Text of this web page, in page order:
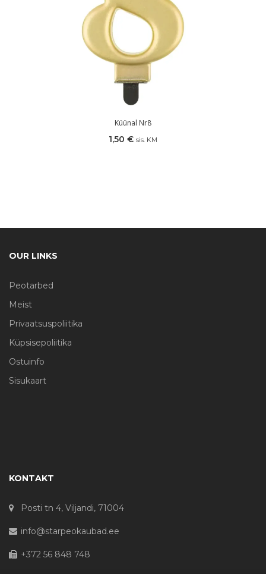
Küünal Nr8
1,50 € sis. KM
OUR LINKS
Peotarbed
Meist
Privaatsuspoliitika
Küpsisepoliitika
Ostuinfo
Sisukaart
KONTAKT
Posti tn 4, Viljandi, 71004
info@starpeokaubad.ee
+372 56 848 748